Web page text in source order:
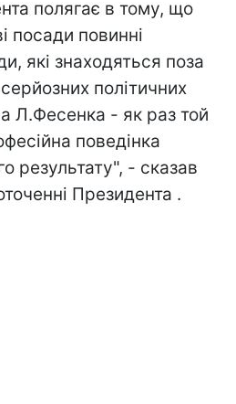
полягає в тому, що
посади повинні
які знаходяться поза
політичних
Л.Фесенка - як раз той
поведінка
результату", - сказав
Президента .